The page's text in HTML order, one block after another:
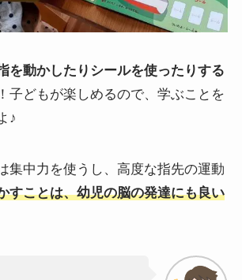
を動かしたりシールを使ったりする
子どもが楽しめるので、学ぶことを
♪
集中力を使うし、高度な指先の運動
すことは、幼児の脳の発達にも良い